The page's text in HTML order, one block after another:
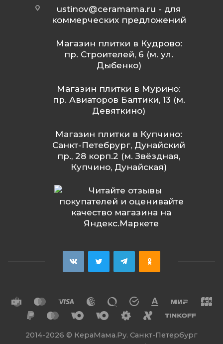
ustinov@ceramama.ru - для
коммерческих предложений
Магазин плитки в Кудрово:
пр. Строителей, 6 (м. ул.
Дыбенко)
Магазин плитки в Мурино:
пр. Авиаторов Балтики, 13 (м.
Девяткино)
Магазин плитки в Купчино:
Санкт-Петебрург, Дунайский
пр., 28 корп.2 (м. Звёздная,
Купчино, Дунайская)
2014-2026 © КераМама.Ру. Санкт-Петербург